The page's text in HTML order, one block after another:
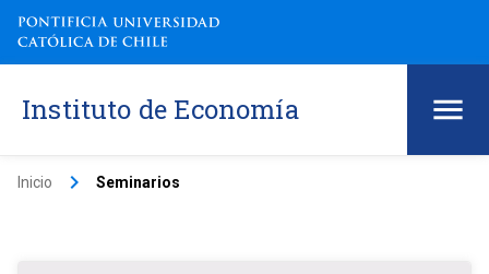
Instituto de Economía
Inicio keyboard_arrow_right Seminarios